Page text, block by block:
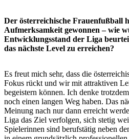
Der österreichische Frauenfußball
Aufmerksamkeit gewonnen – wie
Entwicklungsstand der Liga
das nächste Level zu erreichen?
Es freut mich sehr, dass die
Fokus rückt und wir mit attraktiven
begeistern können. Ich denke
noch einen langen Weg haben. Das
Meinung nach nur dann erreicht
Liga das Ziel verfolgen, sich stetig
Spielerinnen sind berufstätig neben